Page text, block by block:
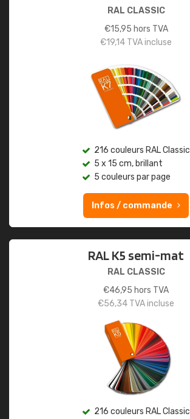
RAL CLASSIC
€15,95 hors TVA
€19,14 TVA incluse
216 couleurs RAL Classic
5 x 15 cm, brillant
5 couleurs par page
Infos / commande
RAL K5 semi-mat
RAL CLASSIC
€46,95 hors TVA
€56,34 TVA incluse
216 couleurs RAL Classic